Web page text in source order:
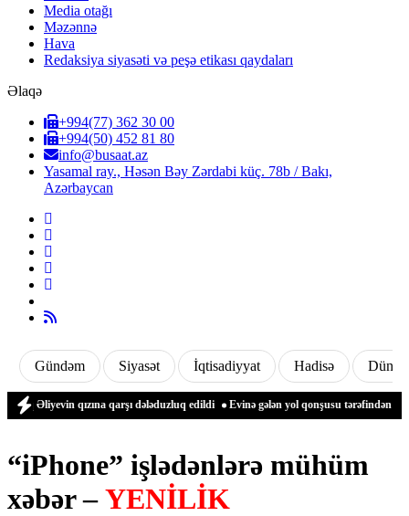
Media otağı
Məzənnə
Hava
Redaksiya siyasəti və peşə etikası qaydaları
Əlaqə
+994(77) 362 30 00
+994(50) 452 81 80
info@busaat.az
Yasamal ray., Həsən Bəy Zərdabi küç. 78b / Bakı,
Azərbaycan
Gündəm Siyasət İqtisadiyyat Hadisə Dünya
Əliyevin qızına qarşı dələduzluq edildi Evinə gələn yol qonşusu tərəfindən zəbt
“iPhone” işlədənlərə mühüm
xəbər –YENİLİK